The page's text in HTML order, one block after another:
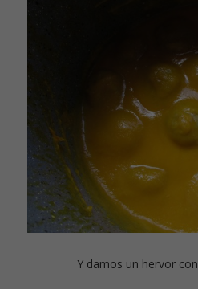
Y damos un hervor